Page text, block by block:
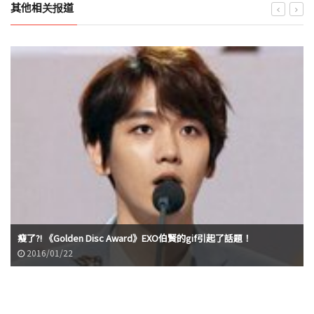
其他相关报道
瘦了?! 《Golden Disc Award》EXO伯賢的gif引起了話題！
2016/01/22